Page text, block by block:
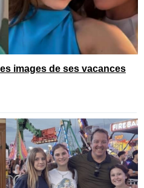
images de ses vacances